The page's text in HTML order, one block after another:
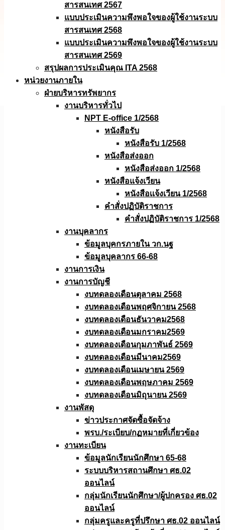
สารสนเทศ 2567
แบบประเมินความพึงพอใจของผู้ใช้งานระบบ
สารสนเทศ 2568
แบบประเมินความพึงพอใจของผู้ใช้งานระบบ
สารสนเทศ 2569
สรุปผลการประเมินคุณ ITA 2568
หน่วยงานภายใน
ฝ่ายบริหารทรัพยากร
งานบริหารทั่วไป
NPT E-office 1/2568
หนังสือรับ
หนังสือรับ 1/2568
หนังสือส่งออก
หนังสือส่งออก 1/2568
หนังสือแจ้งเวียน
หนังสือเเจ้งเวียน 1/2568
คำสั่งปฏิบัติราชการ
คำสั่งปฏิบัติราชการ 1/2568
งานบุคลากร
ข้อมูลบุคกรภายใน วก.นฐ
ข้อมูลบุคลากร 66-68
งานการเงิน
งานการบัญชี
งบทดลองเดือนตุลาคม 2568
งบทดลองเดือนพฤศจิกายน 2568
งบทดลองเดือนธันวาคม2568
งบทดลองเดือนมกราคม2569
งบทดลองเดือนกุมภาพันธ์ 2569
งบทดลองเดือนมีนาคม2569
งบทดลองเดือนเมษายน 2569
งบทดลองเดือนพฤษภาคม 2569
งบทดลองเดือนมิถุนายน 2569
งานพัสดุ
ข่าวประกาศจัดซื้อจัดจ้าง
พรบ./ระเบียบ/กฏหมายที่เกี่ยวข้อง
งานทะเบียน
ข้อมูลนักเรียนนักศึกษา 65-68
ระบบบริหารสถานศึกษา ศธ.02
ออนไลน์
กลุ่มนักเรียนนักศึกษา/ผู้ปกครอง ศธ.02
ออนไลน์
กลุ่มครูและครูที่ปรึกษา ศธ.02 ออนไลน์